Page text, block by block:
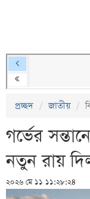
প্রচ্ছদ জাতীয়
গর্ভের
নতুন রায়
২০২৬ মে ১১ ১১:২৮:২৪